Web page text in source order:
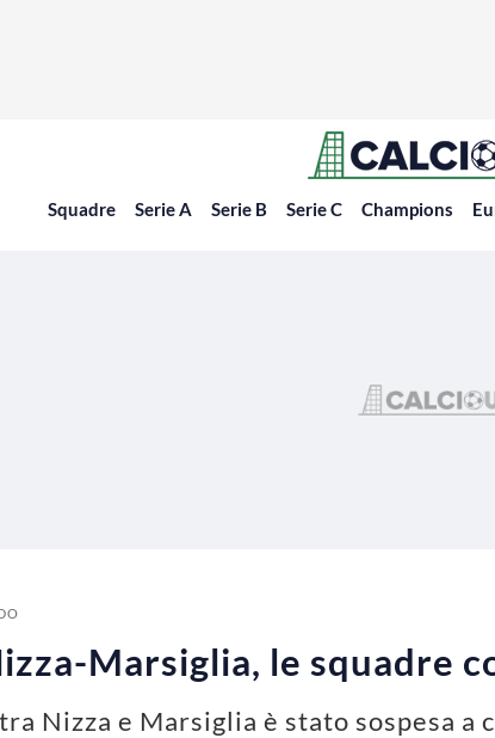
Squadre Serie A Serie B Serie C Champions
Marsiglia, le squadre
Nizza e Marsiglia è stato sospesa